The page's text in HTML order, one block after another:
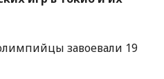
завоевали 19